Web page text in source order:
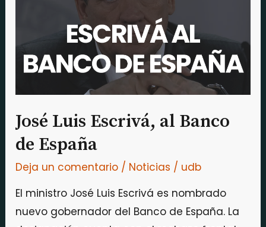
José Luis Escrivá, al Banco
de España
Deja un comentario / Noticias / udb
El ministro José Luis Escrivá es nombrado
nuevo gobernador del Banco de España. La
España